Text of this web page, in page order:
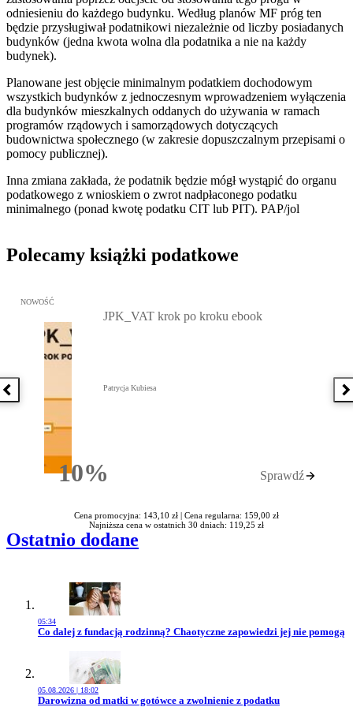
odniesieniu do każdego budynku. Według planów MF próg ten
będzie przysługiwał podatnikowi niezależnie od liczby posiadanych
budynków (jedna kwota wolna dla podatnika a nie na każdy
budynek).
Planowane jest objęcie minimalnym podatkiem dochodowym
wszystkich budynków z jednoczesnym wprowadzeniem wyłączenia
dla budynków mieszkalnych oddanych do używania w ramach
programów rządowych i samorządowych dotyczących
budownictwa społecznego (w zakresie dopuszczalnym przepisami o
pomocy publicznej).
Inna zmiana zakłada, że podatnik będzie mógł wystąpić do organu
podatkowego z wnioskiem o zwrot nadpłaconego podatku
minimalnego (ponad kwotę podatku CIT lub PIT). PAP/jol
Polecamy książki podatkowe
Poprzednia książka
Przejdź do: JPK_VAT krok po kroku ebook, Patrycja Kubiesa -
NOWOŚĆ
10%Rabatu
JPK_VAT krok po kroku ebook
Patrycja Kubiesa
Sprawdź
Cena promocyjna: 143,10 zł | Cena regularna: 159,00 zł
Najniższa cena w ostatnich 30 dniach: 119,25 zł
Ostatnio dodane
05:34
Przejdź do artykułu:
Co dalej z fundacją rodzinną? Chaotyczne zapowiedzi jej nie pomogą
05.08.2026 | 18:02
Przejdź do artykułu:
Darowizna od matki w gotówce a zwolnienie z podatku